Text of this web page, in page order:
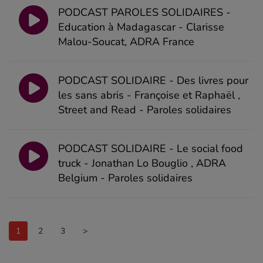
PODCAST PAROLES SOLIDAIRES -
Education à Madagascar - Clarisse
Malou-Soucat, ADRA France
PODCAST SOLIDAIRE - Des livres pour
les sans abris - Françoise et Raphaël ,
Street and Read - Paroles solidaires
PODCAST SOLIDAIRE - Le social food
truck - Jonathan Lo Bouglio , ADRA
Belgium - Paroles solidaires
1 2 3 >